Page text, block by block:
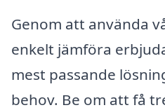
Genom att använda
enkelt jämföra
mest passande
behov. Be om att få